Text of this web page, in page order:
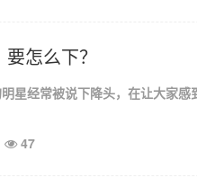
怎么下？
星经常被说下降头，在让大家
47